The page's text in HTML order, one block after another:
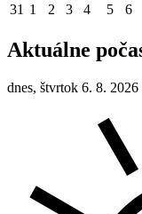
31 1 2 3 4 5 6
Aktuálne
dnes, štvrtok 6. 8. 2026